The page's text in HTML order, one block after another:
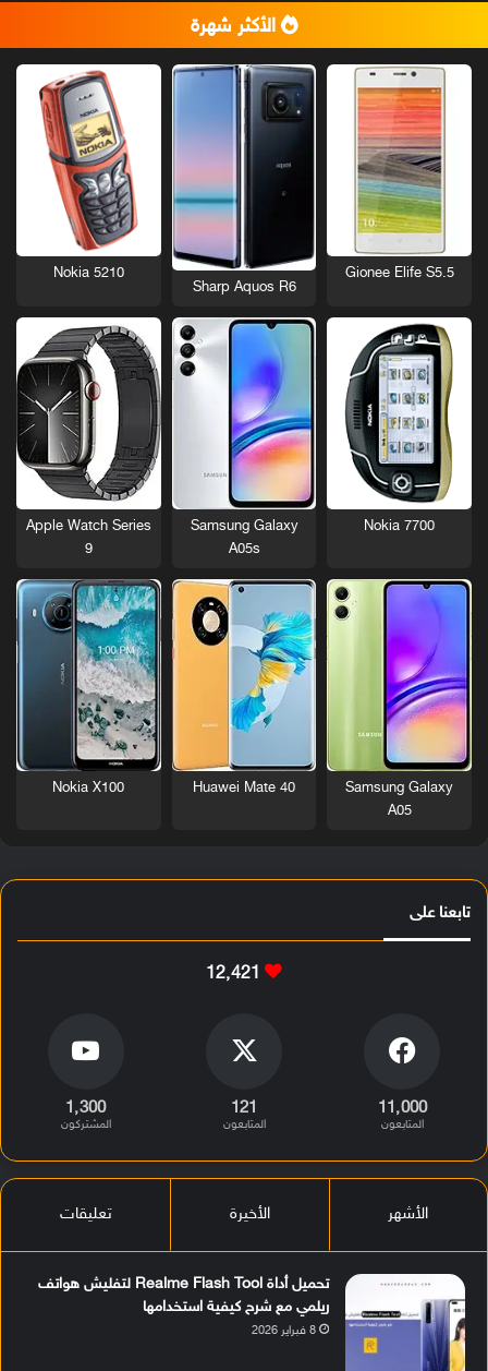
الأكثر شهرة
Gionee Elife S5.5
Sharp Aquos R6
Nokia 5210
Nokia 7700
Samsung Galaxy
A05s
Apple Watch Series
9
Samsung Galaxy
A05
Huawei Mate 40
Nokia X100
تابعنا على
12٬421
11٬000
المتابعون
121
المتابعون
1٬300
المشتركون
الأشهر الأخيرة تعليقات
تحميل أداة Realme Flash Tool لتفليش هواتف
ريلمي مع شرح كيفية استخدامها
8 فبراير 2026